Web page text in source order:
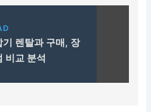
기 렌탈과 구매, 장
비교 분석